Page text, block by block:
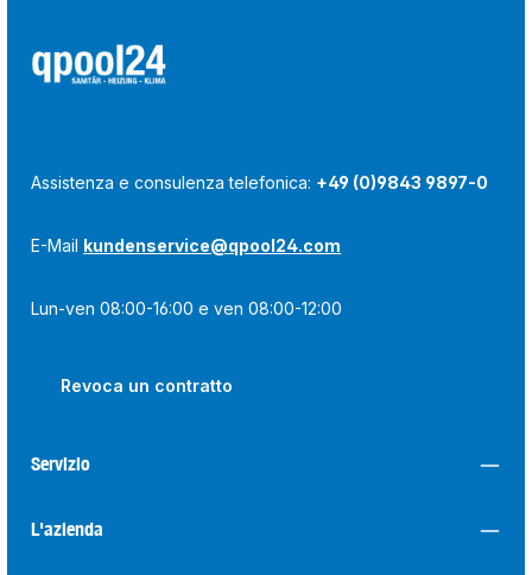
Assistenza e consulenza telefonica: +49 (0)9843 9897-0
E-Mail kundenservice@qpool24.com
Lun-ven 08:00-16:00 e ven 08:00-12:00
Revoca un contratto
Servizio
L'azienda